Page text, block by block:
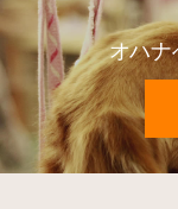
オハナ